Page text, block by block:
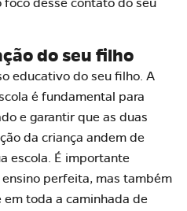
do seu filho
educativo do seu filho. A
é fundamental para
e garantir que as duas
da criança andem de
escola. É importante
perfeita, mas também
em toda a caminhada de